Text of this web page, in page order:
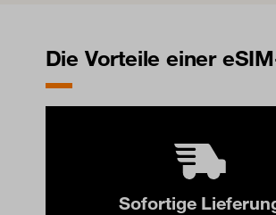
Die Vorteile einer
Sofortige